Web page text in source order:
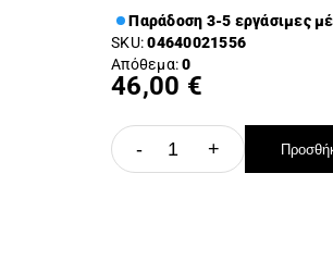
Παράδοση 3-5 εργάσιμες
SKU:04640021556
Απόθεμα:0
46,00 €
- +